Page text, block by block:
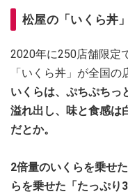
松屋の「いくら丼
2020年に250店舗限定
「いくら丼」が全国の
いくらは、ぷちぷちっ
溢れ出し、味と食感は
だとか。
2倍量のいくらを乗せ
らを乗せた「たっぷり